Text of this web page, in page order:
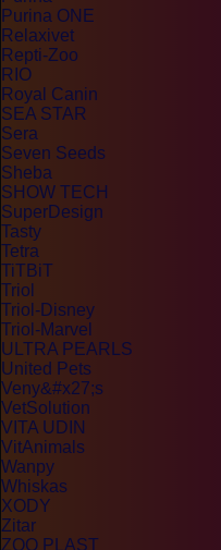
Purina ONE
Relaxivet
Repti-Zoo
RIO
Royal Canin
SEA STAR
Sera
Seven Seeds
Sheba
SHOW TECH
SuperDesign
Tasty
Tetra
TiTBiT
Triol
Triol-Disney
Triol-Marvel
ULTRA PEARLS
United Pets
Veny&#x27;s
VetSolution
VITA UDIN
VitAnimals
Wanpy
Whiskas
XODY
Zitar
ZOO PLAST